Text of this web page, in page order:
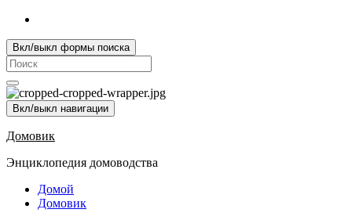
Вкл/выкл формы поиска
Search
for:
Вкл/выкл навигации
Домовик
Энциклопедия домоводства
Домой
Домовик